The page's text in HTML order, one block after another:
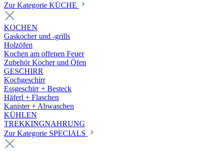
Zur Kategorie KÜCHE
KOCHEN
Gaskocher und -grills
Holzöfen
Kochen am offenen Feuer
Zubehör Kocher und Öfen
GESCHIRR
Kochgeschirr
Essgeschirr + Besteck
Häferl + Flaschen
Kanister + Abwaschen
KÜHLEN
TREKKINGNAHRUNG
Zur Kategorie SPECIALS